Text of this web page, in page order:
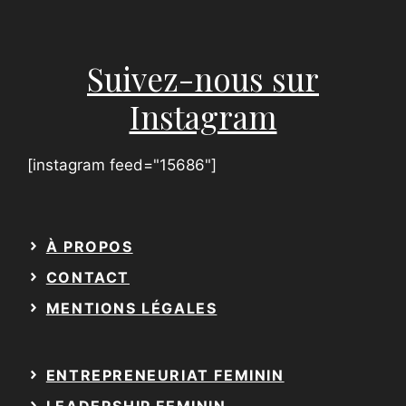
Suivez-nous sur
Instagram
[instagram feed="15686"]
À PROPOS
CONTACT
MENTIONS LÉGALES
ENTREPRENEURIAT FEMININ